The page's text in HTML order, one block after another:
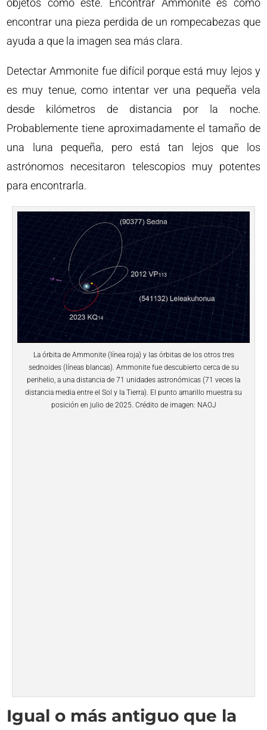
objetos como este. Encontrar Ammonite es como
encontrar una pieza perdida de un rompecabezas que
ayuda a que la imagen sea más clara.
Detectar Ammonite fue difícil porque está muy lejos y
es muy tenue, como intentar ver una pequeña vela
desde kilómetros de distancia por la noche.
Probablemente tiene aproximadamente el tamaño de
una luna pequeña, pero está tan lejos que los
astrónomos necesitaron telescopios muy potentes
para encontrarla.
La órbita de Ammonite (línea roja) y las órbitas de los otros tres
sednoides (líneas blancas). Ammonite fue descubierto cerca de su
perihelio, a una distancia de 71 unidades astronómicas (71 veces la
distancia media entre el Sol y la Tierra). El punto amarillo muestra su
posición en julio de 2025. Crédito de imagen: NAOJ
Igual o más antiguo que la